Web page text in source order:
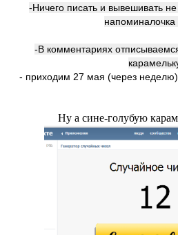
-Ничего писать и вывешивать
напоминалочка
-В комментариях
- приходим 27 мая (через неделю)
Ну а сине-голубую